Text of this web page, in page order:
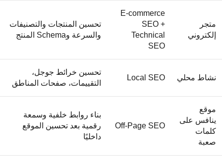
متجر
إلكتروني
E-commerce
SEO +
Technical
SEO
تحسين المنتجات والتصنيفات
والسرعة وSchema المنتج
نشاط محلي Local SEO
تحسين خرائط جوجل،
التقييمات، صفحات المناطق
موقع
ينافس على
كلمات
صعبة
Off-Page SEO
بناء روابط خلفية وسمعة
رقمية بعد تحسين الموقع
داخليًا